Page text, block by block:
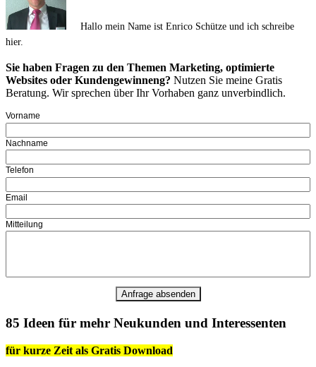
Hallo mein Name ist Enrico Schütze und ich schreibe
hier.
Sie haben Fragen zu den Themen Marketing, optimierte
Websites oder Kundengewinneng? Nutzen Sie meine Gratis
Beratung. Wir sprechen über Ihr Vorhaben ganz unverbindlich.
Vorname
Nachname
Telefon
Email
Mitteilung
85 Ideen für mehr Neukunden und Interessenten
für kurze Zeit als Gratis Download